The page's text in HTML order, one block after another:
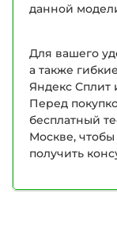
данной
Для вашего
а также
Яндекс Сплит
Перед
бесплатный
Москве,
получить